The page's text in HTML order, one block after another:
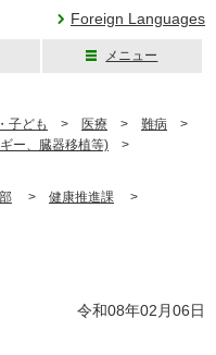
Foreign Languages
メニュー
子ども > 医療 > 難病 >
ー、臓器移植等) >
> 健康推進課 >
令和08年02月06日